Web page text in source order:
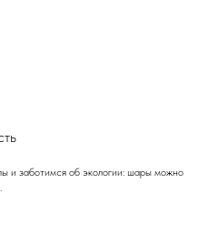
и заботимся об экологии: шары можно